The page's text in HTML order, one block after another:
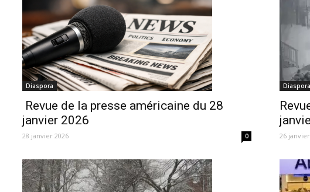
Diaspora
️ Revue de la presse américaine du 28
janvier 2026
28 janvier 2026 0
Diaspora
26